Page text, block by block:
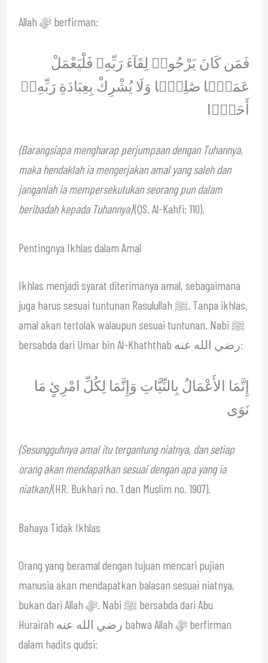
Allah ﷻ berfirman:
فَمَن كَانَ يَرْجُوا۟ لِقَآءَ رَبِّهِۦ فَلْيَعْمَلْ
عَمَلًۭا صَٰلِحًۭا وَلَا يُشْرِكْ بِعِبَادَةِ رَبِّهِۦٓ
أَحَدًۭا
(Barangsiapa mengharap perjumpaan dengan Tuhannya,
maka hendaklah ia mengerjakan amal yang saleh dan
janganlah ia mempersekutukan seorang pun dalam
beribadah kepada Tuhannya)(QS. Al-Kahfi: 110).
Pentingnya Ikhlas dalam Amal
Ikhlas menjadi syarat diterimanya amal, sebagaimana
juga harus sesuai tuntunan Rasulullah ﷺ. Tanpa ikhlas,
amal akan tertolak walaupun sesuai tuntunan. Nabi ﷺ
bersabda dari Umar bin Al-Khaththab رضي الله عنه:
إِنَّمَا الأَعْمَالُ بِالنِّيَّاتِ وَإِنَّمَا لِكُلِّ امْرِئٍ مَا
نَوَى
(Sesungguhnya amal itu tergantung niatnya, dan setiap
orang akan mendapatkan sesuai dengan apa yang ia
niatkan)(HR. Bukhari no. 1 dan Muslim no. 1907).
Bahaya Tidak Ikhlas
Orang yang beramal dengan tujuan mencari pujian
manusia akan mendapatkan balasan sesuai niatnya,
bukan dari Allah ﷻ. Nabi ﷺ bersabda dari Abu
Hurairah رضي الله عنه bahwa Allah ﷻ berfirman
dalam hadits qudsi: